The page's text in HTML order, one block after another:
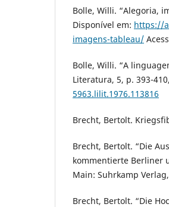
Bolle, Willi. “Alegoria,
Disponível em: https://
imagens-tableau/
Bolle, Willi. “A
Literatura, 5, p. 393-
5963.lilit.1976.113816
Brecht, Bertolt.
Brecht, Bertolt. “Die
kommentierte Berliner
Main: Suhrkamp
Brecht, Bertolt. “Die